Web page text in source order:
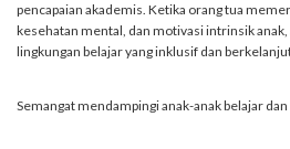
pencapaian akademis. Ketika orang tua
kesehatan mental, dan motivasi intrinsik
lingkungan belajar yang inklusif dan
Semangat mendampingi anak-anak belajar